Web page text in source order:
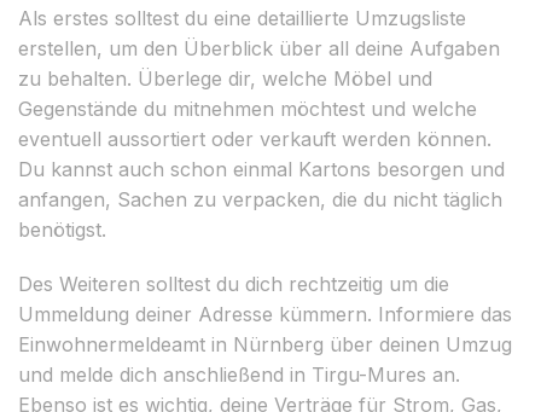
Als erstes solltest du eine detaillierte Umzugsliste
erstellen, um den Überblick über all deine Aufgaben
zu behalten. Überlege dir, welche Möbel und
Gegenstände du mitnehmen möchtest und welche
eventuell aussortiert oder verkauft werden können.
Du kannst auch schon einmal Kartons besorgen und
anfangen, Sachen zu verpacken, die du nicht täglich
benötigst.
Des Weiteren solltest du dich rechtzeitig um die
Ummeldung deiner Adresse kümmern. Informiere das
Einwohnermeldeamt in Nürnberg über deinen Umzug
und melde dich anschließend in Tirgu-Mures an.
Ebenso ist es wichtig, deine Verträge für Strom, Gas,